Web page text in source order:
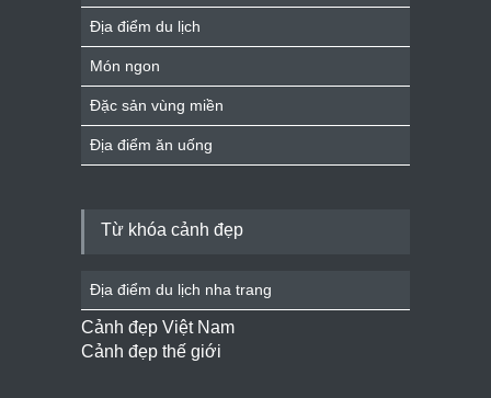
Địa điểm du lịch
Món ngon
Đặc sản vùng miền
Địa điểm ăn uống
Từ khóa cảnh đẹp
Địa điểm du lịch nha trang
Cảnh đẹp Việt Nam
Cảnh đẹp thế giới